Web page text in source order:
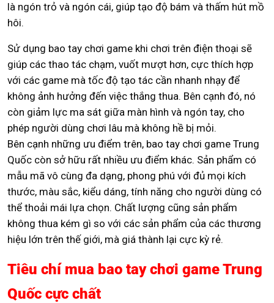
là ngón trỏ và ngón cái, giúp tạo độ bám và thấm hút mồ
hôi.
Sử dụng bao tay chơi game khi chơi trên điện thoại sẽ
giúp các thao tác chạm, vuốt mượt hơn, cực thích hợp
với các game mà tốc độ tạo tác cần nhanh nhạy để
không ảnh hưởng đến việc thắng thua. Bên cạnh đó, nó
còn giảm lực ma sát giữa màn hình và ngón tay, cho
phép người dùng chơi lâu mà không hề bị mỏi.
Bên cạnh những ưu điểm trên, bao tay chơi game Trung
Quốc còn sở hữu rất nhiều ưu điểm khác. Sản phẩm có
mẫu mã vô cùng đa dạng, phong phú với đủ mọi kích
thước, màu sắc, kiểu dáng, tính năng cho người dùng có
thể thoải mái lựa chọn. Chất lượng cũng sản phẩm
không thua kém gì so với các sản phẩm của các thương
hiệu lớn trên thế giới, mà giá thành lại cực kỳ rẻ.
Tiêu chí mua bao tay chơi game Trung
Quốc cực chất